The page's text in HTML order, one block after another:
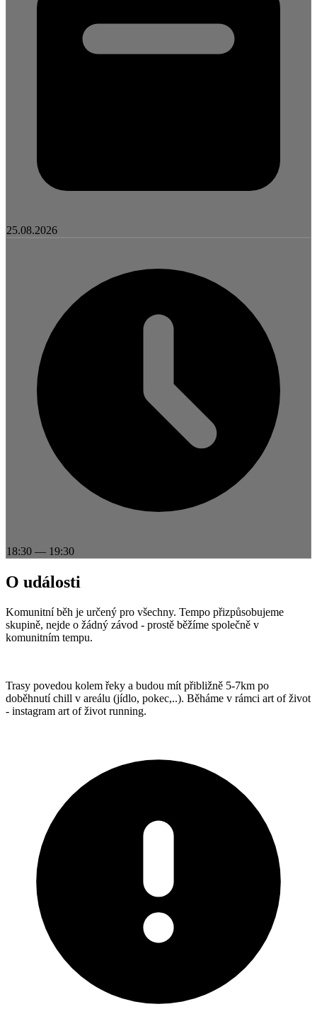
25.08.2026
18:30 — 19:30
O události
Komunitní běh je určený pro všechny. Tempo přizpůsobujeme
skupině, nejde o žádný závod - prostě běžíme společně v
komunitním tempu.
Trasy povedou kolem řeky a budou mít přibližně 5-7km po
doběhnutí chill v areálu (jídlo, pokec,..). Běháme v rámci art of život
- instagram art of život running.